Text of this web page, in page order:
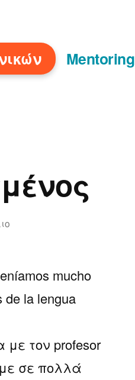
Mentoring
για
ενθουσιασμένος
mucho
de la lengua
τον profesor
σε πολλά